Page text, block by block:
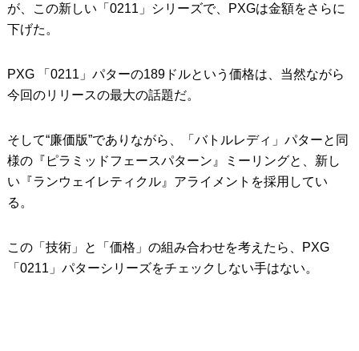
が、この新しい「0211」シリーズで、PXGは金額をさらに
下げた。
PXG 「0211」パターの189ドルという価格は、当然ながら
今回のリリースの最大の話題だ。
そして“廉価版”でありながら、「バトルレディ」パターと同
様の『ピラミッドフェースパターン』ミーリングと、新し
い『ランウェイレティクル』アライメントを採用してい
る。
この「技術」と「価格」の組み合わせを考えたら、PXG
「0211」パターシリーズをチェックしない手はない。